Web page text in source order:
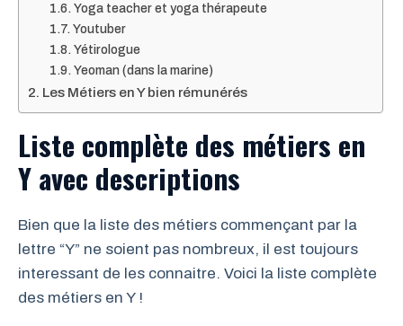
Yoga teacher et yoga thérapeute
Youtuber
Yétirologue
Yeoman (dans la marine)
Les Métiers en Y bien rémunérés
Liste complète des métiers en
Y avec descriptions
Bien que la liste des métiers commençant par la
lettre “Y” ne soient pas nombreux, il est toujours
interessant de les connaitre. Voici la liste complète
des métiers en Y !